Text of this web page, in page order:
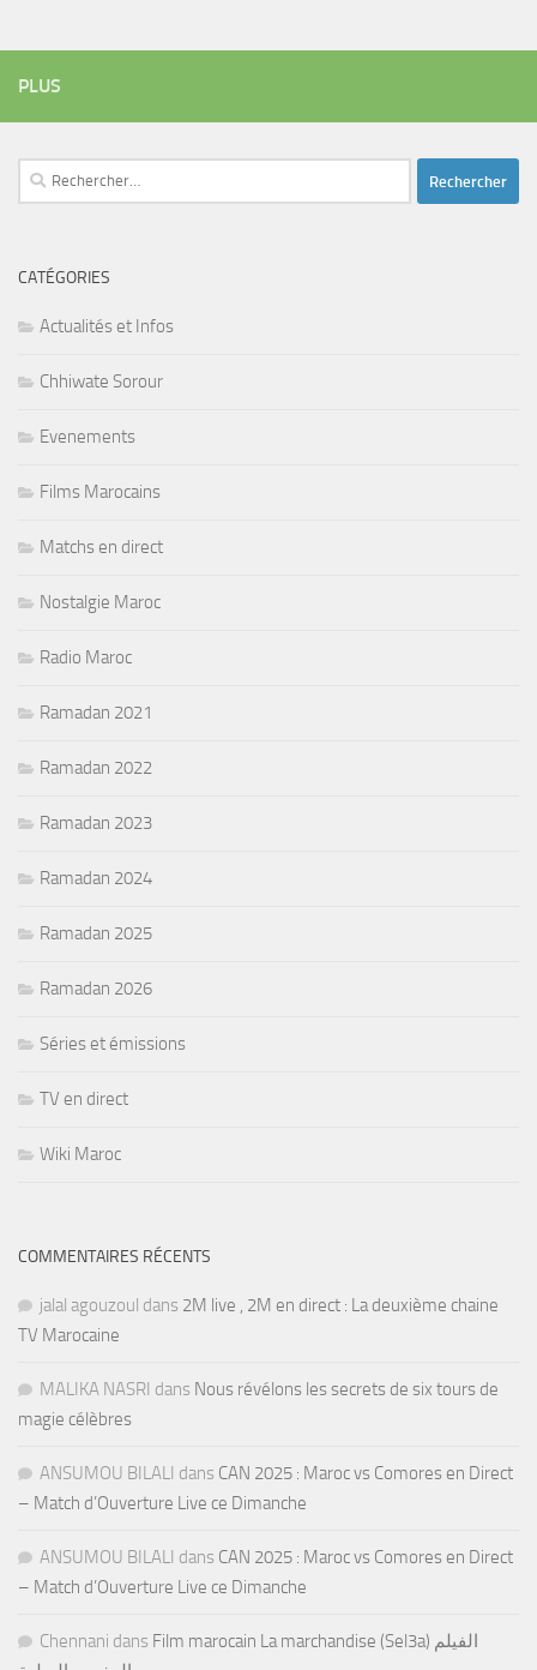
PLUS
Rechercher :
CATÉGORIES
Actualités et Infos
Chhiwate Sorour
Evenements
Films Marocains
Matchs en direct
Nostalgie Maroc
Radio Maroc
Ramadan 2021
Ramadan 2022
Ramadan 2023
Ramadan 2024
Ramadan 2025
Ramadan 2026
Séries et émissions
TV en direct
Wiki Maroc
COMMENTAIRES RÉCENTS
jalal agouzoul dans 2M live , 2M en direct : La deuxième chaine
TV Marocaine
MALIKA NASRI dans Nous révélons les secrets de six tours de
magie célèbres
ANSUMOU BILALI dans CAN 2025 : Maroc vs Comores en Direct
– Match d’Ouverture Live ce Dimanche
ANSUMOU BILALI dans CAN 2025 : Maroc vs Comores en Direct
– Match d’Ouverture Live ce Dimanche
Chennani dans Film marocain La marchandise (Sel3a) الفيلم